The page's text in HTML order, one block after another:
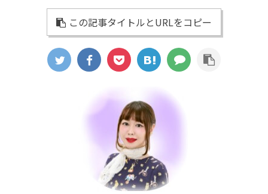
この記事タイトルとURLをコピー